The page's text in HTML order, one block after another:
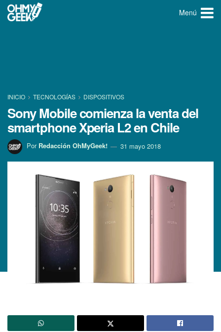
Menú
INICIO TECNOLOGÍ­AS DISPOSITIVOS
Sony Mobile comienza la venta del
smartphone Xperia L2 en Chile
Por Redacción OhMyGeek! 31 mayo 2018